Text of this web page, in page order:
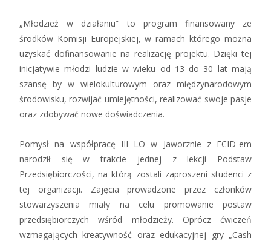
„Młodzież w działaniu” to program finansowany ze
środków Komisji Europejskiej, w ramach którego można
uzyskać dofinansowanie na realizację projektu. Dzięki tej
inicjatywie młodzi ludzie w wieku od 13 do 30 lat mają
szansę by w wielokulturowym oraz międzynarodowym
środowisku, rozwijać umiejętności, realizować swoje pasje
oraz zdobywać nowe doświadczenia.
Pomysł na współpracę III LO w Jaworznie z ECID-em
narodził się w trakcie jednej z lekcji Podstaw
Przedsiębiorczości, na którą zostali zaproszeni studenci z
tej organizacji. Zajęcia prowadzone przez członków
stowarzyszenia miały na celu promowanie postaw
przedsiębiorczych wśród młodzieży. Oprócz ćwiczeń
wzmagających kreatywność oraz edukacyjnej gry „Cash